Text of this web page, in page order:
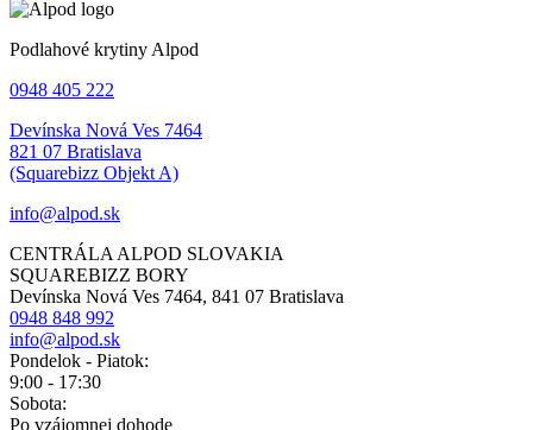
Podlahové krytiny Alpod
0948 405 222
Devínska Nová Ves 7464
821 07 Bratislava
(Squarebizz Objekt A)
info@alpod.sk
CENTRÁLA ALPOD SLOVAKIA
SQUAREBIZZ BORY
Devínska Nová Ves 7464, 841 07 Bratislava
0948 848 992
info@alpod.sk
Pondelok - Piatok:
9:00 - 17:30
Sobota:
Po vzájomnej dohode